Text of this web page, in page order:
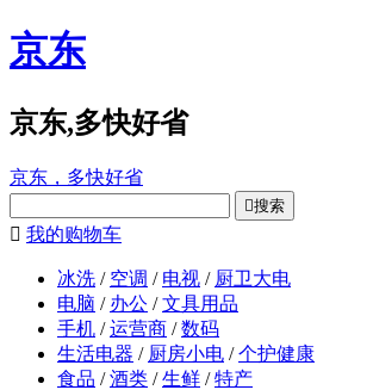
京东
京东,多快好省
京东，多快好省
搜索
 我的购物车
冰洗 / 空调 / 电视 / 厨卫大电
电脑 / 办公 / 文具用品
手机 / 运营商 / 数码
生活电器 / 厨房小电 / 个护健康
食品 / 酒类 / 生鲜 / 特产